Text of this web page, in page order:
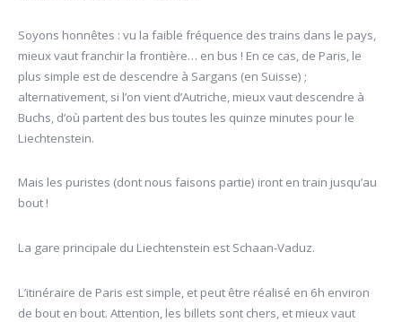
Soyons honnêtes : vu la faible fréquence des trains dans le pays,
mieux vaut franchir la frontière… en bus ! En ce cas, de Paris, le
plus simple est de descendre à Sargans (en Suisse) ;
alternativement, si l’on vient d’Autriche, mieux vaut descendre à
Buchs, d’où partent des bus toutes les quinze minutes pour le
Liechtenstein.
Mais les puristes (dont nous faisons partie) iront en train jusqu’au
bout !
La gare principale du Liechtenstein est Schaan-Vaduz.
L’itinéraire de Paris est simple, et peut être réalisé en 6h environ
de bout en bout. Attention, les billets sont chers, et mieux vaut